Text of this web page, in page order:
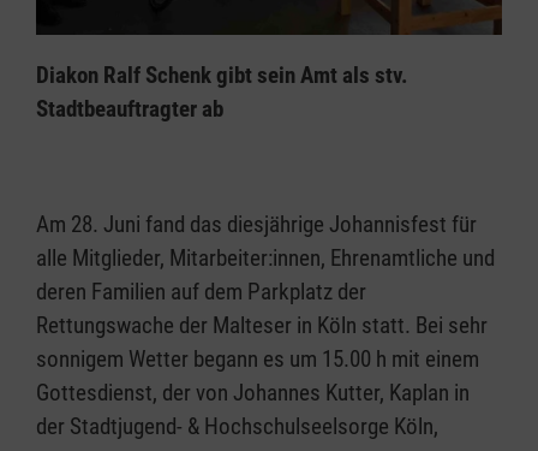
Diakon Ralf Schenk gibt sein Amt als stv.
Stadtbeauftragter ab
Am 28. Juni fand das diesjährige Johannisfest für
alle Mitglieder, Mitarbeiter:innen, Ehrenamtliche und
deren Familien auf dem Parkplatz der
Rettungswache der Malteser in Köln statt. Bei sehr
sonnigem Wetter begann es um 15.00 h mit einem
Gottesdienst, der von Johannes Kutter, Kaplan in
der Stadtjugend- & Hochschulseelsorge Köln,